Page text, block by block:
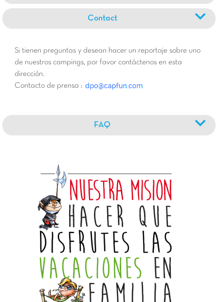
Contact
Si tienen preguntas y desean hacer un reportaje sobre uno
de nuestros campings, por favor contáctenos en esta
dirección.
Contacto de prensa :
FAQ